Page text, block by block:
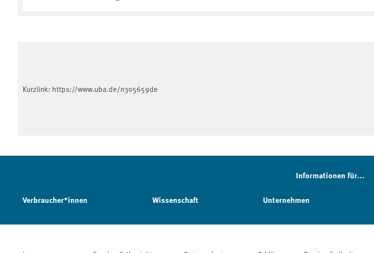
Kurzlink: https://www.uba.de/n305659de
Informationen für...
Verbraucher*innen Wissenschaft Unternehmen